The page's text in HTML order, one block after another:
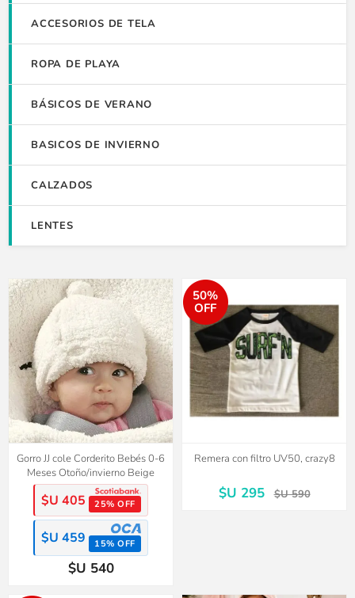
ACCESORIOS DE TELA
ROPA DE PLAYA
BÁSICOS DE VERANO
BASICOS DE INVIERNO
CALZADOS
LENTES
Gorro JJ cole Corderito Bebés 0-6
Meses Otoño/invierno Beige
$U 405 25% OFF
$U 459 15% OFF
$U 540
50%
OFF
Remera con filtro UV50, crazy8
$U 295 $U 590